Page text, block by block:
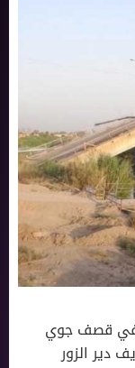
في قصف جوي
دير الزور